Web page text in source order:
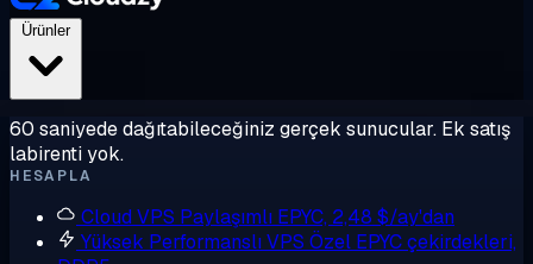
Ürünler
60 saniyede dağıtabileceğiniz gerçek sunucular. Ek satış
labirenti yok.
HESAPLA
Cloud VPS Paylaşımlı EPYC, 2,48 $/ay'dan
Yüksek Performanslı VPS Özel EPYC çekirdekleri,